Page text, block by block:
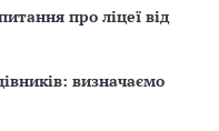
про ліцеї від
визначаємо